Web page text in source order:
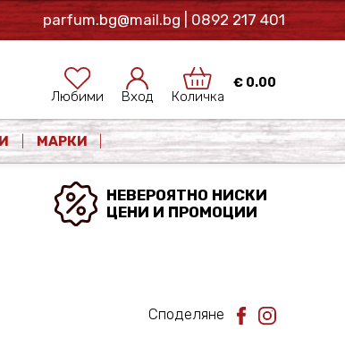
parfum.bg@mail.bg| 0892 217 401
Количка
€ 0.00
Вход
Любими
МАРКИ
НЕВЕРОЯТНО НИСКИ
ЦЕНИ И ПРОМОЦИИ
Споделяне